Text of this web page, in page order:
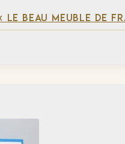
LE BEAU MEUBLE DE